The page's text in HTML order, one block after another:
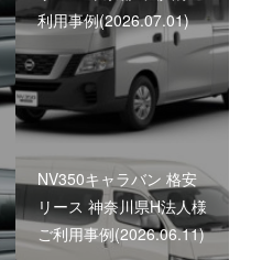
利用事例(2026.07.01)
NV350キャラバン 格安
リース 神奈川県H法人様
ご利用事例(2026.06.11)